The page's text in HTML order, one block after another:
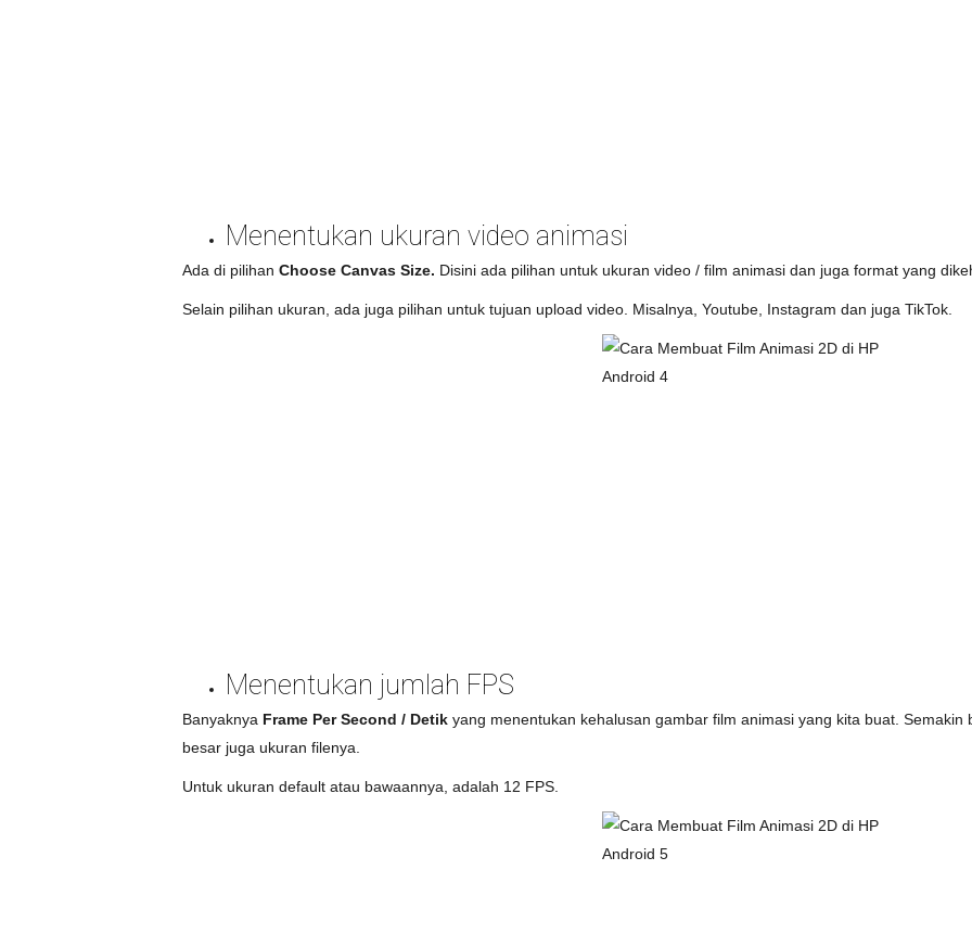
Menentukan ukuran video animasi
Ada di pilihan Choose Canvas Size. Disini ada pilihan untuk ukuran video / film animasi dan juga format yang
Selain pilihan ukuran, ada juga pilihan untuk tujuan upload video. Misalnya, Youtube, Instagram dan juga TikTok.
Menentukan jumlah FPS
Banyaknya Frame Per Second / Detik yang menentukan kehalusan gambar film animasi yang kita buat.
besar juga ukuran filenya.
Untuk ukuran default atau bawaannya, adalah 12 FPS.